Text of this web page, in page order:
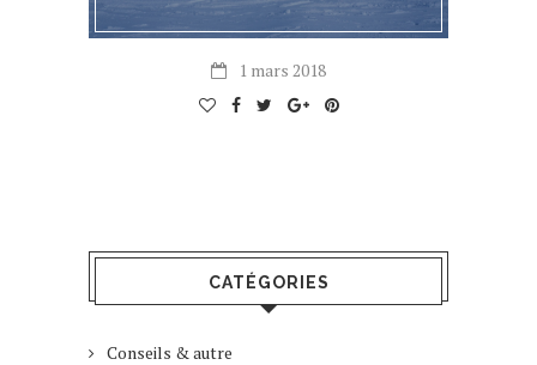
1 mars 2018
CATÉGORIES
Conseils & autre